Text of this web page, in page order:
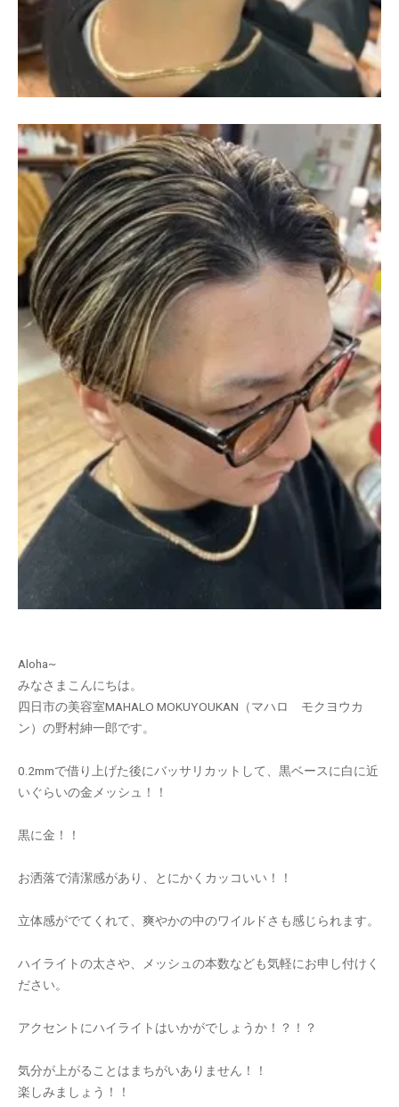
Aloha~
みなさまこんにちは。
四日市の美容室MAHALO MOKUYOUKAN（マハロ モクヨウカ
ン）の野村紳一郎です。
0.2mmで借り上げた後にバッサリカットして、黒ベースに白に近
いぐらいの金メッシュ！！
黒に金！！
お洒落で清潔感があり、とにかくカッコいい！！
立体感がでてくれて、爽やかの中のワイルドさも感じられます。
ハイライトの太さや、メッシュの本数なども気軽にお申し付けく
ださい。
アクセントにハイライトはいかがでしょうか！？！？
気分が上がることはまちがいありません！！
楽しみましょう！！